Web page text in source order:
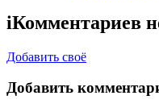
iКомментариев
Добавить своё
Добавить